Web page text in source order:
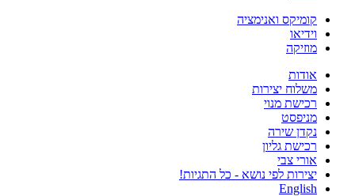
קומיקס ואנימציה
וידיאו
מוזיקה
אודות
משלוח יצירות
רכישת מנוי
מניפסט
נקדן שירה
רכישת גליון
אורי צבי
יצירות לפי נושא - כל התגיות!
English